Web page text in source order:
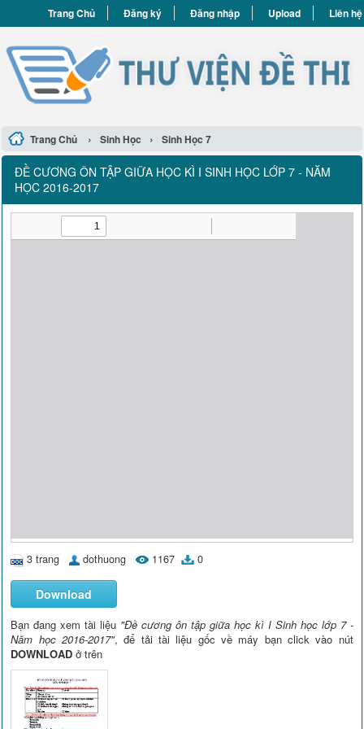
Trang Chủ Đăng ký Đăng nhập Upload Liên hệ
Trang Chủ › Sinh Học › Sinh Học 7
ĐỀ CƯƠNG ÔN TẬP GIỮA HỌC KÌ I SINH HỌC LỚP 7 - NĂM
HỌC 2016-2017
3 trang dothuong 1167 0
Download
Bạn đang xem tài liệu "Đề cương ôn tập giữa học kì I Sinh học lớp 7 -
Năm học 2016-2017", để tải tài liệu gốc về máy bạn click vào nút
DOWNLOAD ở trên